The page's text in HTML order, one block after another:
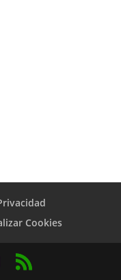
Cookies